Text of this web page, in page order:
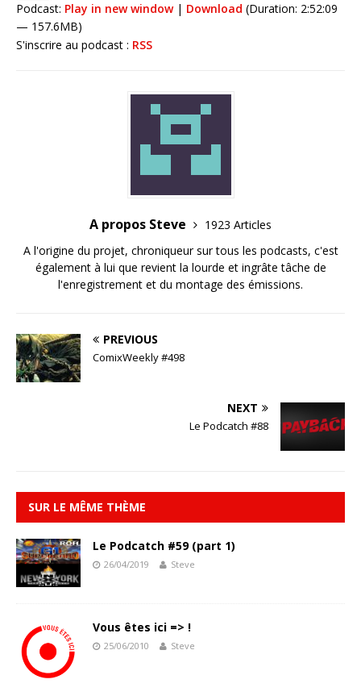
Podcast: Play in new window| Download (Duration: 2:52:09
— 157.6MB)
S'inscrire au podcast : RSS
A propos Steve
1923 Articles
A l'origine du projet, chroniqueur sur tous les podcasts, c'est
également à lui que revient la lourde et ingrâte tâche de
l'enregistrement et du montage des émissions.
PREVIOUS
ComixWeekly #498
NEXT
Le Podcatch #88
SUR LE MÊME THÈME
Le Podcatch #59 (part 1)
26/04/2019 Steve
Vous êtes ici => !
25/06/2010 Steve